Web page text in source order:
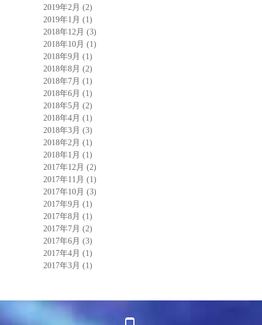
2019年2月 (2)
2019年1月 (1)
2018年12月 (3)
2018年10月 (1)
2018年9月 (1)
2018年8月 (2)
2018年7月 (1)
2018年6月 (1)
2018年5月 (2)
2018年4月 (1)
2018年3月 (3)
2018年2月 (1)
2018年1月 (1)
2017年12月 (2)
2017年11月 (1)
2017年10月 (3)
2017年9月 (1)
2017年8月 (1)
2017年7月 (2)
2017年6月 (3)
2017年4月 (1)
2017年3月 (1)